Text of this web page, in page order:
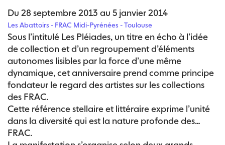
bribes éparses de conversations lointaines. Au milieu
de ces œuvres, la grande figure de céramique de
Michel Gouéry se dresse, entre extra-terrestre et
humanoïde.
Du 28 septembre 2013 au 5 janvier 2014
Les Abattoirs - FRAC Midi-Pyrénées - Toulouse
Sous l’intitulé Les Pléiades, un titre en écho à l’idée
de collection et d’un regroupement d’éléments
autonomes lisibles par la force d’une même
dynamique, cet anniversaire prend comme principe
fondateur le regard des artistes sur les collections
des FRAC.
Cette référence stellaire et littéraire exprime l’unité
dans la diversité qui est la nature profonde des
FRAC.